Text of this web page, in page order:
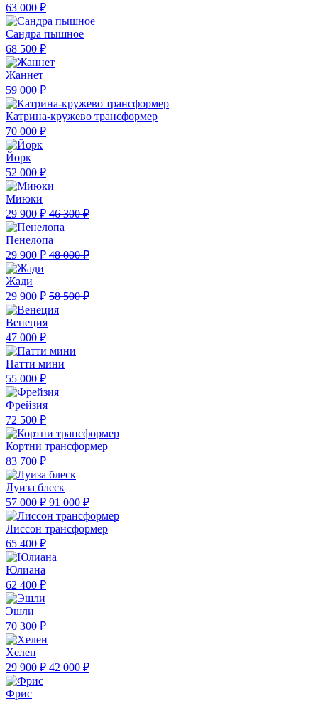
63 000 ₽
Сандра пышное
68 500 ₽
Жаннет
59 000 ₽
Катрина-кружево трансформер
70 000 ₽
Йорк
52 000 ₽
Миюки
29 900 ₽ 46 300 ₽
Пенелопа
29 900 ₽ 48 000 ₽
Жади
29 900 ₽ 58 500 ₽
Венеция
47 000 ₽
Патти мини
55 000 ₽
Фрейзия
72 500 ₽
Кортни трансформер
83 700 ₽
Луиза блеск
57 000 ₽ 91 000 ₽
Лиссон трансформер
65 400 ₽
Юлиана
62 400 ₽
Эшли
70 300 ₽
Хелен
29 900 ₽ 42 000 ₽
Фрис